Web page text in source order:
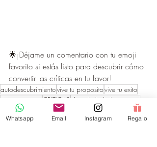
🌟¡Déjame un comentario con tu emoji
favorito si estás listo para descubrir cómo
convertir las críticas en tu favor!
autodescubrimientovive tu propositovive tu exito
CRITICAS deja de lado las criticas
PODCAST
Whatsapp Email Instagram Regalo